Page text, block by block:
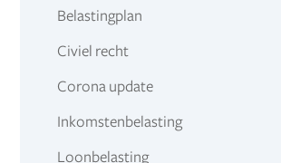
Belastingplan
Civiel recht
Corona update
Inkomstenbelasting
Loonbelasting